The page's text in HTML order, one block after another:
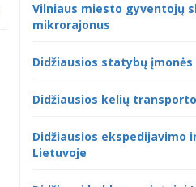
Vilniaus miesto gyventojų
mikrorajonus
Didžiausios statybų
Didžiausios kelių
Didžiausios ekspedijavimo
Lietuvoje